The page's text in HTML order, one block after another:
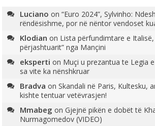
Luciano on“Euro 2024”, Sylvinho:
rëndësishme, por në nëntor vendoset
Klodian on Lista përfundimtare e
përjashtuarit” nga Mançini
eksperti on Muçi u prezantua te Legia
sa vite ka nënshkruar
Bradva onSkandali në Paris, Kultesku,
kishte tentuar vetëvrasjen!
Mmabeg onGjejnë pikën e dobët të
Nurmagomedov (VIDEO)